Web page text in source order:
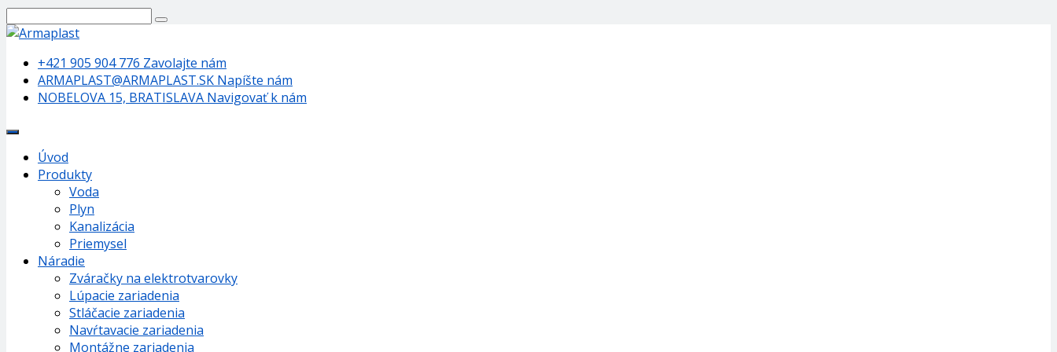
+421 905 904 776 Zavolajte nám
ARMAPLAST@ARMAPLAST.SK Napíšte nám
NOBELOVA 15, BRATISLAVA Navigovať k nám
Úvod
Produkty
Voda
Plyn
Kanalizácia
Priemysel
Náradie
Zváračky na elektrotvarovky
Lúpacie zariadenia
Stláčacie zariadenia
Navŕtavacie zariadenia
Montážne zariadenia